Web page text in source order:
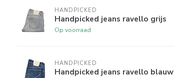
HANDPICKED
Handpicked jeans ravello grijs
Op voorraad
HANDPICKED
Handpicked jeans ravello blauw